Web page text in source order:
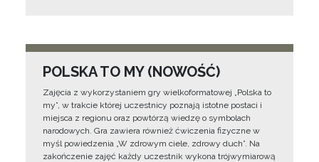
POLSKA TO MY (NOWOŚĆ)
Zajęcia z wykorzystaniem gry wielkoformatowej „Polska to
my”, w trakcie której uczestnicy poznają istotne postaci i
miejsca z regionu oraz powtórzą wiedzę o symbolach
narodowych. Gra zawiera również ćwiczenia fizyczne w
myśl powiedzenia „W zdrowym ciele, zdrowy duch”. Na
zakończenie zajęć każdy uczestnik wykona trójwymiarową